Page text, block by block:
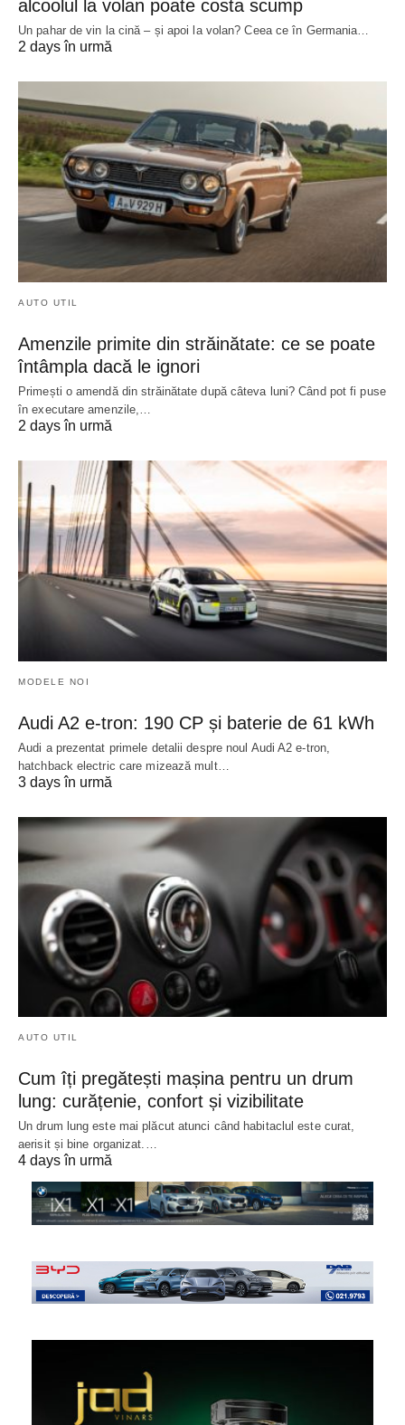
alcoolul la volan poate costa scump
Un pahar de vin la cină – și apoi la volan? Ceea ce în Germania…
2 days în urmă
AUTO UTIL
Amenzile primite din străinătate: ce se poate
întâmpla dacă le ignori
Primești o amendă din străinătate după câteva luni? Când pot fi puse
în executare amenzile,…
2 days în urmă
MODELE NOI
Audi A2 e-tron: 190 CP și baterie de 61 kWh
Audi a prezentat primele detalii despre noul Audi A2 e-tron,
hatchback electric care mizează mult…
3 days în urmă
AUTO UTIL
Cum îți pregătești mașina pentru un drum
lung: curățenie, confort și vizibilitate
Un drum lung este mai plăcut atunci când habitaclul este curat,
aerisit și bine organizat.…
4 days în urmă